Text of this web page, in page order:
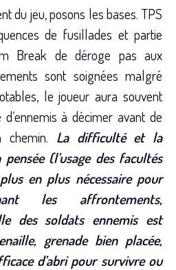
du jeu, posons les bases. TPS
de fusillades et partie
Break de déroge pas aux
sont soignées malgré
le joueur aura souvent
à décimer avant de
chemin. La difficulté et la
(l’usage des facultés
en plus nécessaire pour
les affrontements,
des soldats ennemis est
grenade bien placée,
d’abri pour survivre ou